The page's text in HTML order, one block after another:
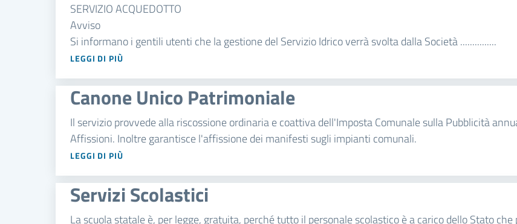
SERVIZIO ACQUEDOTTO
Avviso
Si informano i gentili utenti che la gestione del Servizio Idrico verrà svolta dalla Società ...............
LEGGI DI PIÙ
Canone Unico Patrimoniale
Il servizio provvede alla riscossione ordinaria e coattiva dell'Imposta Comunale sulla Pubblicità
Affissioni. Inoltre garantisce l'affissione dei manifesti sugli impianti comunali.
LEGGI DI PIÙ
Servizi Scolastici
La scuola statale è, per legge, gratuita, perché tutto il personale scolastico è a carico dello Stato